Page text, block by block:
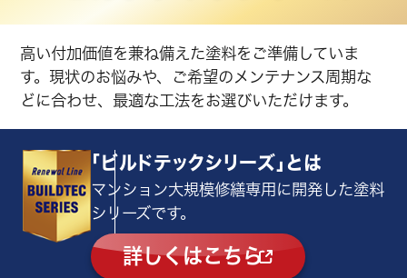
高い付加価値を兼ね備えた塗料をご準備していま
す。 現状のお悩みや、ご希望のメンテナンス周期な
どに合わせ、最適な工法をお選びいただけます。
「ビルドテックシリーズ」とは
マンション大規模修繕専用に開発した塗料
シリーズです。
詳しくはこちら